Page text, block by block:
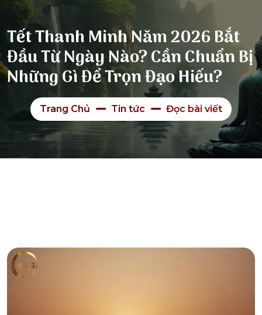
Tết Thanh Minh Năm 2026 Bắt
Đầu Từ Ngày Nào? Cần Chuẩn Bị
Những Gì Để Trọn Đạo Hiếu?
Trang Chủ Tin tức Đọc bài viết